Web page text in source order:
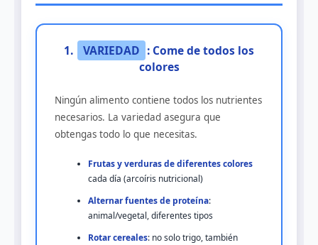
1. VARIEDAD : Come de todos los
colores
Ningún alimento contiene todos los nutrientes
necesarios. La variedad asegura que
obtengas todo lo que necesitas.
Frutas y verduras de diferentes colores
cada día (arcoíris nutricional)
Alternar fuentes de proteína:
animal/vegetal, diferentes tipos
Rotar cereales: no solo trigo, también